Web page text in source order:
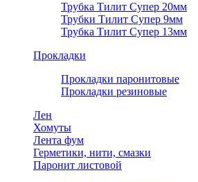
Трубка Тилит Супер 20мм
Трубки Тилит Супер 9мм
Трубка Тилит Супер 13мм
Прокладки
Прокладки паронитовые
Прокладки резиновые
Лен
Хомуты
Лента фум
Герметики, нити, смазки
Паронит листовой